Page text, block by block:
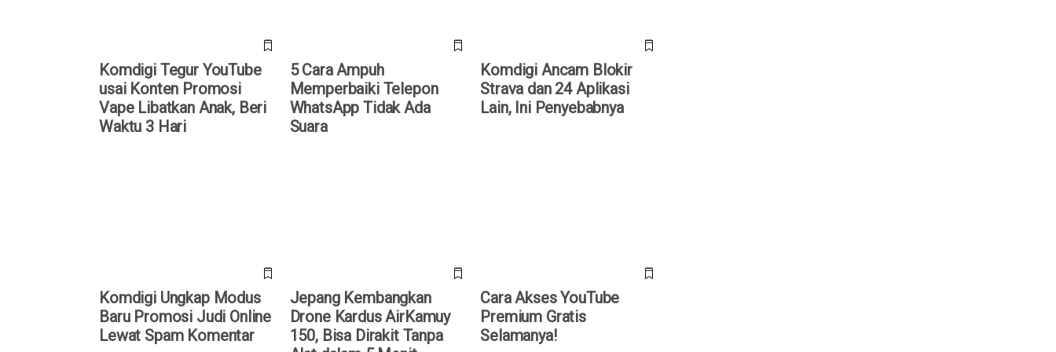
Komdigi Tegur YouTube
usai Konten Promosi
Vape Libatkan Anak, Beri
Waktu 3 Hari
5 Cara Ampuh
Memperbaiki Telepon
WhatsApp Tidak Ada
Suara
Komdigi Ancam Blokir
Strava dan 24 Aplikasi
Lain, Ini Penyebabnya
Komdigi Ungkap Modus
Baru Promosi Judi Online
Lewat Spam Komentar
Jepang Kembangkan
Drone Kardus AirKamuy
150, Bisa Dirakit Tanpa
Cara Akses YouTube
Premium Gratis
Selamanya!